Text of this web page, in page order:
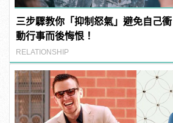
三步驟教你「抑制怒氣」避免自己衝
動行事而後悔恨！
RELATIONSHIP